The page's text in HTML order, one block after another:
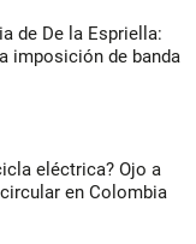
de De la Espriella:
imposición de banda
eléctrica? Ojo a
en Colombia